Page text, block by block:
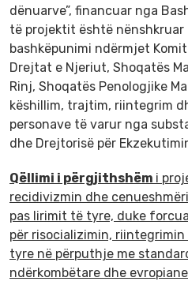
dënuarve”, financuar nga
të projektit është nënshkruar
bashkëpunimi ndërmjet
Drejtat e Njeriut, Shoqatës
Rinj, Shoqatës Penologjike
këshillim, trajtim, riintegrim
personave të varur nga
dhe Drejtorisë për
Qëllimi i përgjithshëm i
recidivizmin dhe
pas lirimit të tyre, duke
për risocializimin,
tyre në përputhje me
ndërkombëtare dhe